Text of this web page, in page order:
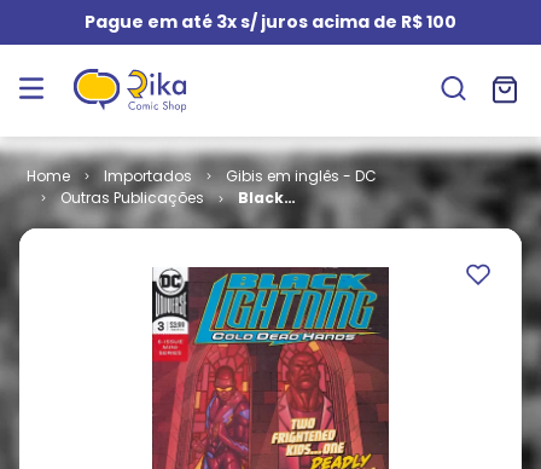
Pague em até 3x s/ juros acima de R$ 100
Importados
Gibis em inglês - DC
Outras Publicações
Black
Lightning -
Hands # 3